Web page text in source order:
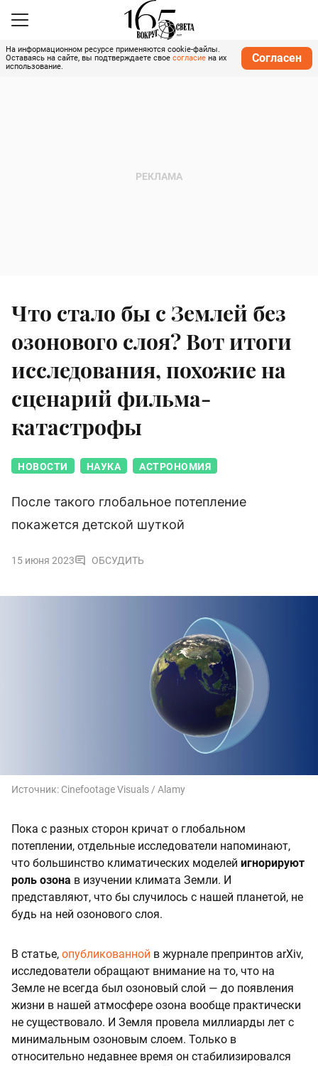
На информационном ресурсе применяются cookie-файлы.
Оставаясь на сайте, вы подтверждаете свое согласие на их
использование.
Согласен
Что стало бы с Землей без
озонового слоя? Вот итоги
исследования, похожие на
сценарий фильма-
катастрофы
НОВОСТИ НАУКА АСТРОНОМИЯ
После такого глобальное потепление
покажется детской шуткой
15 июня 2023 ОБСУДИТЬ
Источник: Cinefootage Visuals / Alamy
Пока с разных сторон кричат о глобальном
потеплении, отдельные исследователи напоминают,
что большинство климатических моделей игнорируют
роль озона в изучении климата Земли. И
представляют, что бы случилось с нашей планетой, не
будь на ней озонового слоя.
В статье, опубликованной в журнале препринтов arXiv,
исследователи обращают внимание на то, что на
Земле не всегда был озоновый слой — до появления
жизни в нашей атмосфере озона вообще практически
не существовало. И Земля провела миллиарды лет с
минимальным озоновым слоем. Только в
относительно недавнее время он стабилизировался